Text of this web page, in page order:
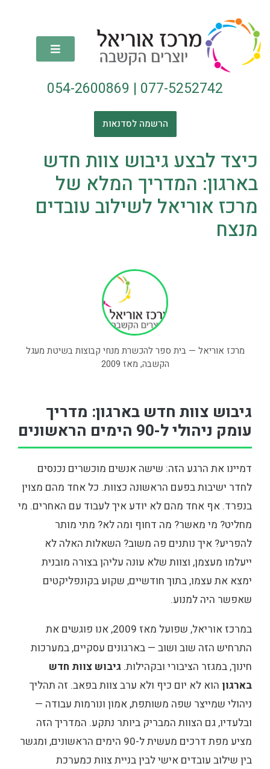
077-5252742
|
054-2600869
הרשמה לסדנאות
כיצד לבצע גיבוש צוות חדש
בארגון: המדריך המלא של
מרכז אוריאל לשילוב עובדים
מנצח
מרכז אוריאל — בית ספר להכשרת מנחי קבוצות בשיטת מעגל
הקשבה, מאז 2009
גיבוש צוות חדש בארגון: מדריך
עומק ניהולי ל-90 הימים הראשונים
דמיינו את הרגע הזה: שישה אנשים מוכשרים נכנסים
לחדר ישיבות בפעם הראשונה כצוות. כל אחד מהם מצוין
בנפרד. אף אחד מהם לא יודע איך לעבוד עם האחרים. מי
מחליט? מי מאשר? מה דחוף ומה לא? מתי מותר
להפריע? איך נותנים פה משוב? השאלות האלה לא
ייעלמו מעצמן, וצוות שלא עונה עליהן בצורה מובנית
ימצא את עצמו, בתוך חודשיים, שקוע בקונפליקטים
שאפשר היה למנוע.
במרכז אוריאל, שפועל מאז 2009, אנו פוגשים את
התרחיש הזה שוב ושוב — בארגונים עסקיים, במערכות
חינוך, במגזר הציבורי ובקהילות. גיבוש צוות חדש
בארגון הוא לא יום כיף ולא ערב צוות בפאב. זה תהליך
ניהולי שמייצר שפה משותפת, אמון ונורמות עבודה —
ובלעדיו, גם הצוות המבריק ביותר נתקע. המדריך הזה
מציע מפת דרכים מעשית ל-90 הימים הראשונים, ומגשר
בין שילוב עובדים אישי לבין בניית צוות כמערכת